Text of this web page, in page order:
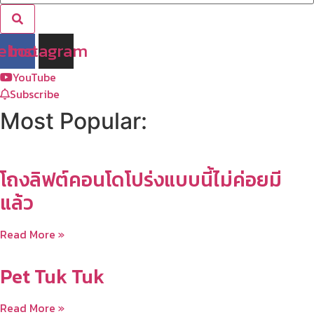
Instagram
YouTube
Subscribe
Most Popular:
โถงลิฟต์คอนโดโปร่งแบบนี้ไม่ค่อยมี
แล้ว
Read More »
Pet Tuk Tuk
Read More »